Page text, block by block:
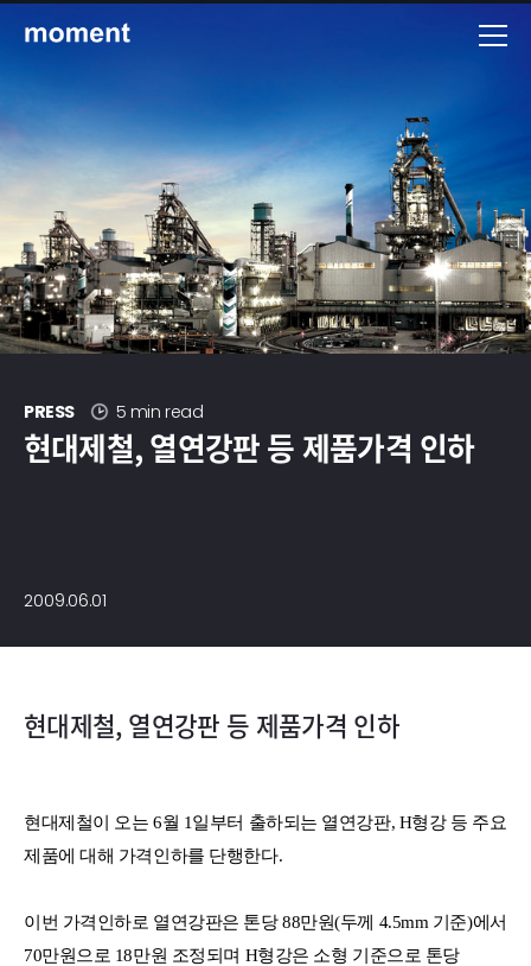
PRESS 5 min read
현대제철, 열연강판 등 제품가격 인하
2009.06.01
현대제철, 열연강판 등 제품가격 인하
현대제철이 오는 6월 1일부터 출하되는 열연강판, H형강 등 주요
제품에 대해 가격인하를 단행한다.
이번 가격인하로 열연강판은 톤당 88만원(두께 4.5mm 기준)에서
70만원으로 18만원 조정되며 H형강은 소형 기준으로 톤당